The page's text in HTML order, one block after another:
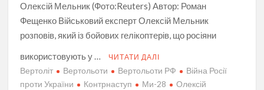
Олексій Мельник (Фото:Reuters) Автор: Роман
Фещенко Військовий експерт Олексій Мельник
розповів, який із бойових гелікоптерів, що росіяни
використовують у …
ЧИТАТИ ДАЛІ
Вертоліт Вертольоти Вертольоти РФ
Війна Росії
проти України
Контрнаступ Ми-28
Олексій